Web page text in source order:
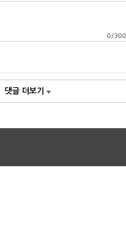
0 /300
댓글 더보기